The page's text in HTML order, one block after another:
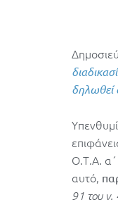
δηλωθεί
Ο.Τ.Α. α΄
αυτό,
91 του